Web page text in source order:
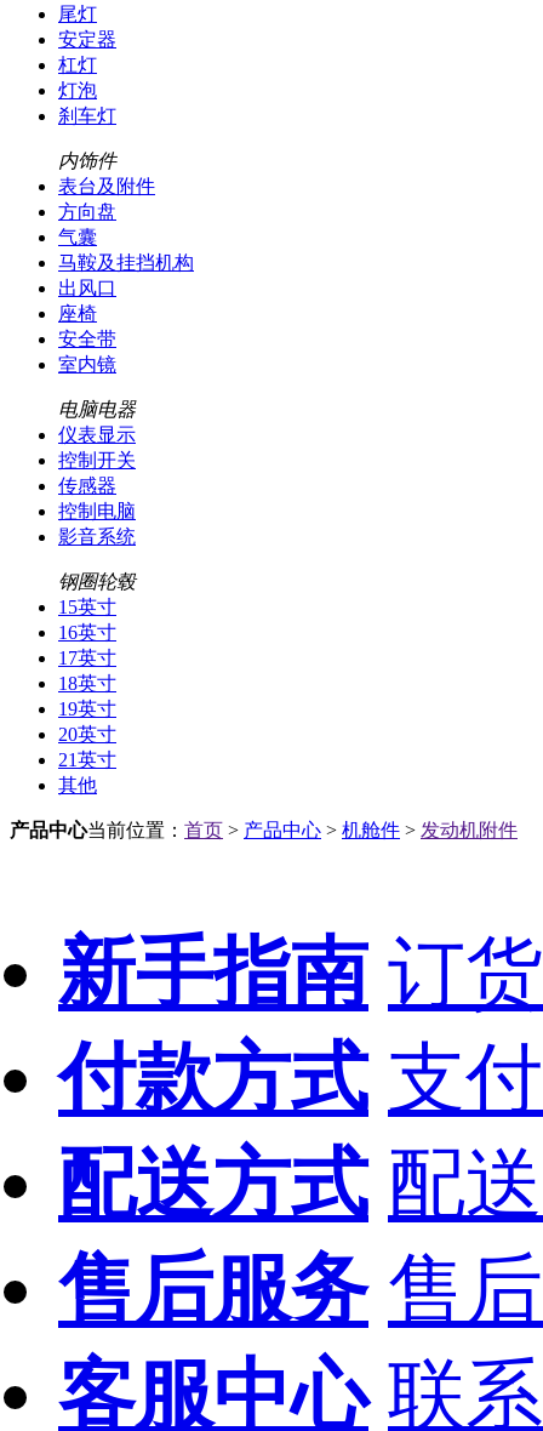
尾灯
安定器
杠灯
灯泡
刹车灯
内饰件
表台及附件
方向盘
气囊
马鞍及挂挡机构
出风口
座椅
安全带
室内镜
电脑电器
仪表显示
控制开关
传感器
控制电脑
影音系统
钢圈轮毂
15英寸
16英寸
17英寸
18英寸
19英寸
20英寸
21英寸
其他
产品中心当前位置： 首页 > 产品中心 > 机舱件 > 发动机附件
新手指南 订
付款方式 支
配送方式 配
售后服务 售
客服中心 联